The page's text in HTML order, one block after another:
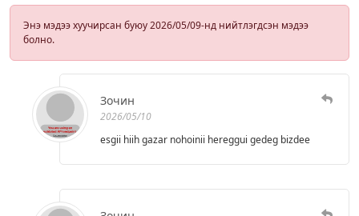
Энэ мэдээ хуучирсан буюу 2026/05/09-нд нийтлэгдсэн мэдээ
болно.
Зочин
2026/05/10
esgii hiih gazar nohoinii hereggui gedeg bizdee